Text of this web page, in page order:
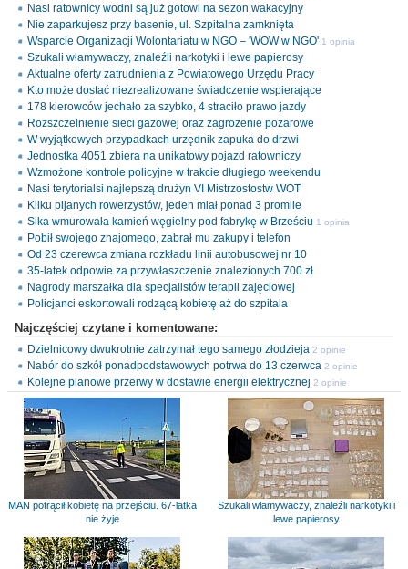
Nasi ratownicy wodni są już gotowi na sezon wakacyjny
Nie zaparkujesz przy basenie, ul. Szpitalna zamknięta
Wsparcie Organizacji Wolontariatu w NGO – 'WOW w NGO' 1 opinia
Szukali włamywaczy, znaleźli narkotyki i lewe papierosy
Aktualne oferty zatrudnienia z Powiatowego Urzędu Pracy
Kto może dostać niezrealizowane świadczenie wspierające
178 kierowców jechało za szybko, 4 straciło prawo jazdy
Rozszczelnienie sieci gazowej oraz zagrożenie pożarowe
W wyjątkowych przypadkach urzędnik zapuka do drzwi
Jednostka 4051 zbiera na unikatowy pojazd ratowniczy
Wzmożone kontrole policyjne w trakcie długiego weekendu
Nasi terytorialsi najlepszą drużyn VI Mistrzostostw WOT
Kilku pijanych rowerzystów, jeden miał ponad 3 promile
Sika wmurowała kamień węgielny pod fabrykę w Brześciu 1 opinia
Pobił swojego znajomego, zabrał mu zakupy i telefon
Od 23 czerewca zmiana rozkładu linii autobusowej nr 10
35-latek odpowie za przywłaszczenie znalezionych 700 zł
Nagrody marszałka dla specjalistów terapii zajęciowej
Policjanci eskortowali rodzącą kobietę aż do szpitala
Najczęściej czytane i komentowane:
Dzielnicowy dwukrotnie zatrzymał tego samego złodzieja 2 opinie
Nabór do szkół ponadpodstawowych potrwa do 13 czerwca 2 opinie
Kolejne planowe przerwy w dostawie energii elektrycznej 2 opinie
MAN potrącił kobietę na przejściu. 67-latka
nie żyje
Szukali włamywaczy, znaleźli narkotyki i
lewe papierosy